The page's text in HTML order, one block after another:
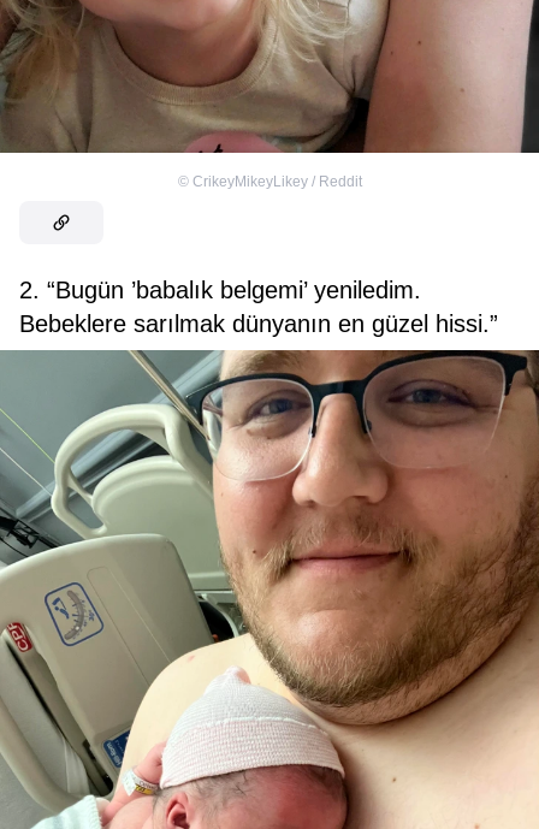
© CrikeyMikeyLikey / Reddit
2. “Bugün ’babalık belgemi’ yeniledim.
Bebeklere sarılmak dünyanın en güzel hissi.”